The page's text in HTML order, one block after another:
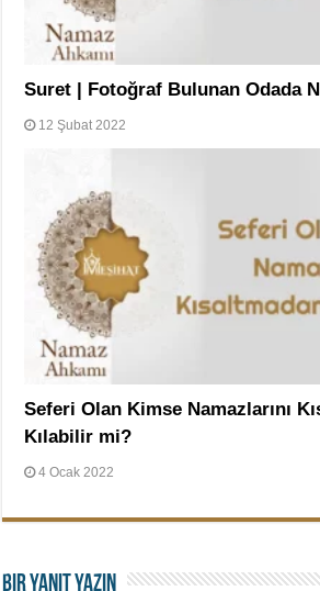
Suret | Fotoğraf Bulunan Odada
12 Şubat 2022
Seferi Olan Kimse Namazlarını
Kılabilir mi?
4 Ocak 2022
Bir yanıt yazın